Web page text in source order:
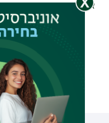
אסף אוזן.עקבו אחרינו